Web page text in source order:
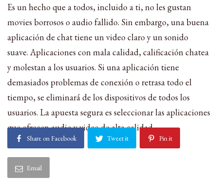
Es un hecho que a todos, incluido a ti, no les gustan
movies borrosos o audio fallido. Sin embargo, una buena
aplicación de chat tiene un video claro y un sonido
suave. Aplicaciones con mala calidad, calificación chatea
y molestan a los usuarios. Si una aplicación tiene
demasiados problemas de conexión o retrasa todo el
tiempo, se eliminará de los dispositivos de todos los
usuarios. La apuesta segura es seleccionar las aplicaciones
que ofrecen audio y video de alta calidad.
Share on Facebook Tweet it Pin it
Email